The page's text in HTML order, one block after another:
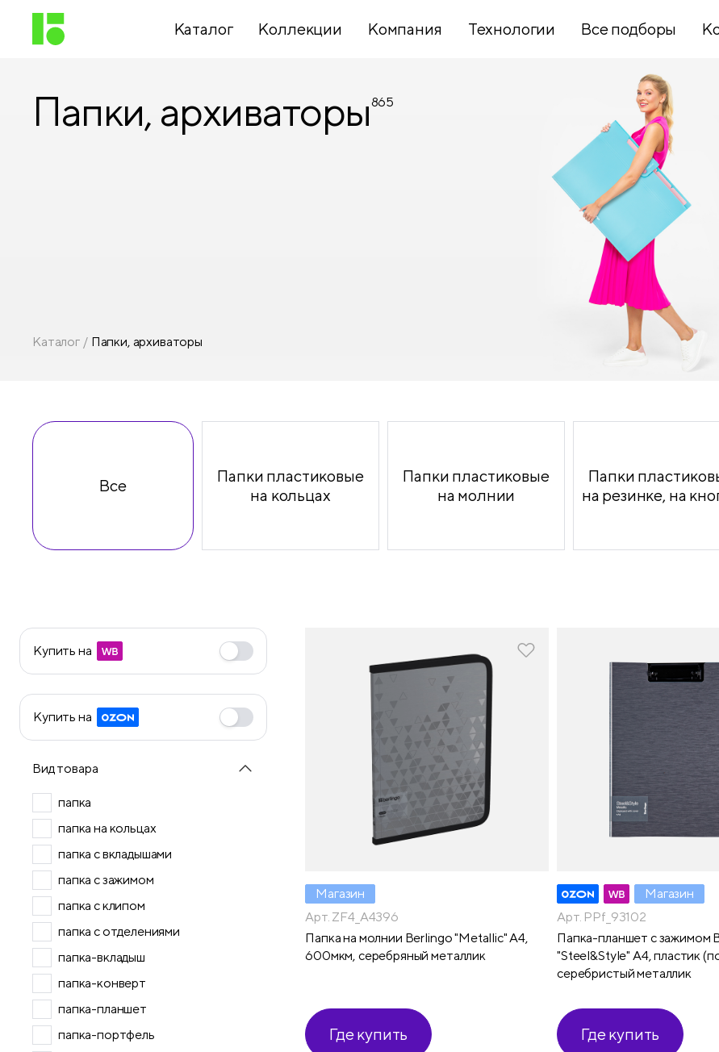
Каталог
Письменные
принадлежности
Чертежные
Презентационное
Коллекции Компания Технологии Все подборы
Папки, архиваторы865
Каталог Папки, архиваторы
Все
Папки пластиковые
на кольцах
Папки пластиковые
на молнии
Папки
на резинке, на
Купить на
Купить на
Вид товара
папка
папка на кольцах
папка с вкладышами
папка с зажимом
папка с клипом
папка с отделениями
папка-вкладыш
папка-конверт
папка-планшет
папка-портфель
Магазин
Арт. ZF4_A4396
Папка на молнии Berlingo "Metallic" А4,
600мкм, серебряный металлик
Где купить
Магазин
Арт. PPf_93102
Папка-планшет с зажимом
"Steel&Style" А4, пластик
серебристый металлик
Где купить